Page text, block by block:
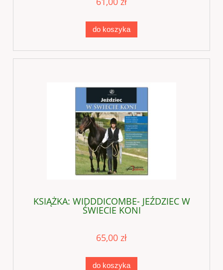
do koszyka
KSIĄŻKA: WIDDDICOMBE- JEŹDZIEC W
ŚWIECIE KONI
65,00 zł
do koszyka